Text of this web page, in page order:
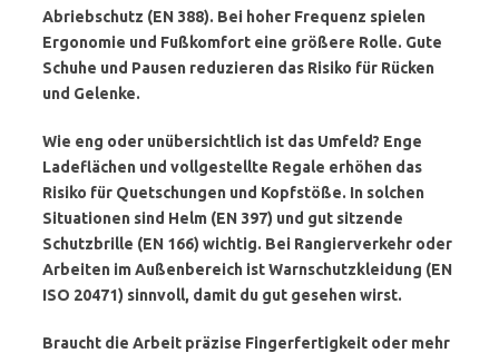
Abriebschutz (EN 388). Bei hoher Frequenz spielen
Ergonomie und Fußkomfort eine größere Rolle. Gute
Schuhe und Pausen reduzieren das Risiko für Rücken
und Gelenke.
Wie eng oder unübersichtlich ist das Umfeld? Enge
Ladeflächen und vollgestellte Regale erhöhen das
Risiko für Quetschungen und Kopfstöße. In solchen
Situationen sind Helm (EN 397) und gut sitzende
Schutzbrille (EN 166) wichtig. Bei Rangierverkehr oder
Arbeiten im Außenbereich istWarnschutzkleidung (EN
ISO 20471) sinnvoll, damit du gut gesehen wirst.
Braucht die Arbeit präzise Fingerfertigkeit oder mehr